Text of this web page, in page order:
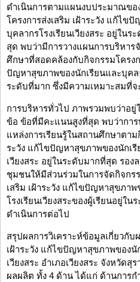
ดำเนินการตามแผนงบประมาณข
โครงการส่งเสริม เฝ้าระวัง แก้ไข
บุคลากรโรงเรียนเวียงสระ อยู่ใน
สุด พบว่ามีการวางแผนการบริหา
ศึกษาที่สอดคล้องกับกิจกรรมโครงก
ปัญหาสุขภาพของนักเรียนและบุคล
ระดับที่มาก ซึ่งมีความเหมาะสมที่จ
การบริหารทั่วไป ภาพรวมพบว่าอ
ข้อ ข้อที่มีคะแนนสูงที่สุด พบว่ากา
แหล่งการเรียนรู้ในสถานศึกษาตาม
ระวัง แก้ไขปัญหาสุขภาพของนักเรี
เวียงสระ อยู่ในระดับมากที่สุด รอ
ชุมชนให้มีส่วนร่วมในการจัดกิจกร
เสริม เฝ้าระวัง แก้ไขปัญหาสุขภา
โรงเรียนเวียงสระของผู้เรียนอยู่ใ
ดำเนินการต่อไป
สรุปผลการวิเคราะห์ข้อมูลเกี่ยวกับ
เฝ้าระวัง แก้ไขปัญหาสุขภาพของนั
เวียงสระ อำเภอเวียงสระ จังหวัด
ผลผลิต ทั้ง 4 ด้าน ได้แก่ ด้านการ